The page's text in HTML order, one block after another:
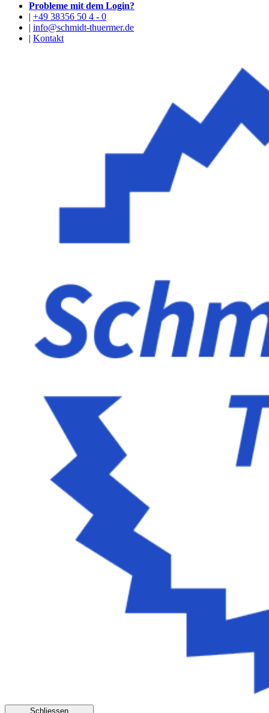
Probleme mit dem Login?
| +49 38356 50 4 - 0
| info@schmidt-thuermer.de
| Kontakt
Schliessen